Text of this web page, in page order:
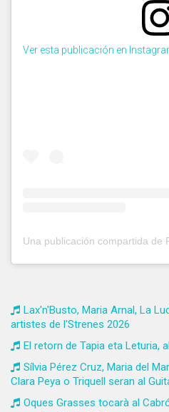
Ver esta publicación en
Lax'n'Busto, Maria Arnal, La
artistes de l'Strenes 2026
El retorn de Tapia eta Leturia,
Sílvia Pérez Cruz, Maria del
Clara Peya o Triquell seran al
Oques Grasses tocarà al